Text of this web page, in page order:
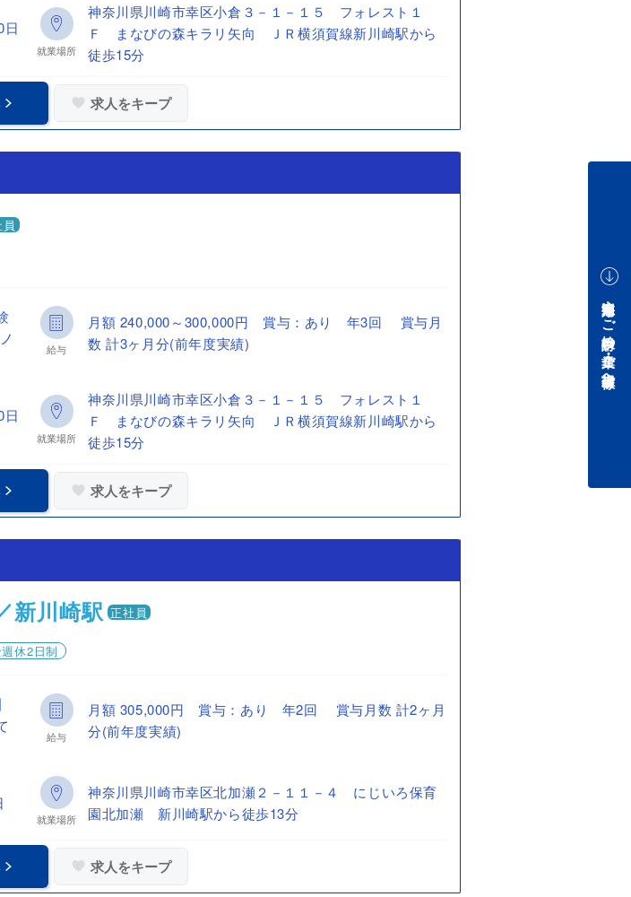
就業場所
神奈川県川崎市幸区小倉３－１－１５ フォレスト１
Ｆ まなびの森キラリ矢向 ＪＲ横須賀線新川崎駅から
徒歩15分
求人をキープ
給与
月額 240,000～300,000円 賞与：あり 年3回 賞与月
数 計3ヶ月分(前年度実績)
就業場所
神奈川県川崎市幸区小倉３－１－１５ フォレスト１
Ｆ まなびの森キラリ矢向 ＪＲ横須賀線新川崎駅から
徒歩15分
求人をキープ
新川崎駅 正社員
休2日制
給与
月額 305,000円 賞与：あり 年2回 賞与月数 計2ヶ月
分(前年度実績)
就業場所
神奈川県川崎市幸区北加瀬２－１１－４ にじいろ保育
園北加瀬 新川崎駅から徒歩13分
求人をキープ
中途採用をご検討中の企業・ご担当者様へ